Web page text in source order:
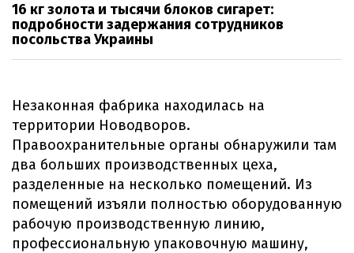
16 кг золота и тысячи блоков сигарет:
подробности задержания сотрудников
посольства Украины
Незаконная фабрика находилась на
территории Новодворов.
Правоохранительные органы обнаружили там
два больших производственных цеха,
разделенные на несколько помещений. Из
помещений изъяли полностью оборудованную
рабочую производственную линию,
профессиональную упаковочную машину,